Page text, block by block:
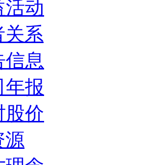
活动
关系
信息
年报
股价
源